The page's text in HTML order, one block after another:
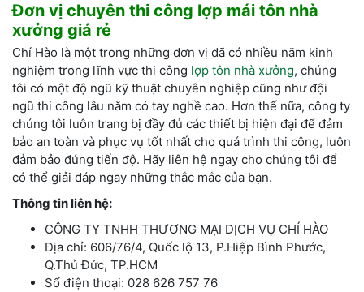
Đơn vị chuyên thi công lợp mái tôn nhà
xưởng giá rẻ
Chí Hào là một trong những đơn vị đã có nhiều năm kinh
nghiệm trong lĩnh vực thi công lợp tôn nhà xưởng, chúng
tôi có một độ ngũ kỹ thuật chuyên nghiệp cũng như đội
ngũ thi công lâu năm có tay nghề cao. Hơn thế nữa, công ty
chúng tôi luôn trang bị đầy đủ các thiết bị hiện đại để đảm
bảo an toàn và phục vụ tốt nhất cho quá trình thi công, luôn
đảm bảo đúng tiến độ. Hãy liên hệ ngay cho chúng tôi để
có thể giải đáp ngay những thắc mắc của bạn.
Thông tin liên hệ:
CÔNG TY TNHH THƯƠNG MẠI DỊCH VỤ CHÍ HÀO
Địa chỉ: 606/76/4, Quốc lộ 13, P.Hiệp Bình Phước,
Q.Thủ Đức, TP.HCM
Số điện thoại: 028 626 757 76